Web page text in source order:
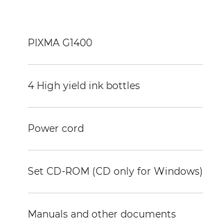
PIXMA G1400
4 High yield ink bottles
Power cord
Set CD-ROM (CD only for Windows)
Manuals and other documents